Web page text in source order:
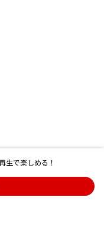
生で楽しめる！